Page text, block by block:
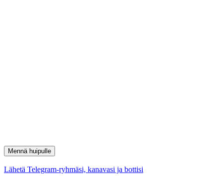
Mennä huipulle
Lähetä Telegram-ryhmäsi, kanavasi ja bottisi